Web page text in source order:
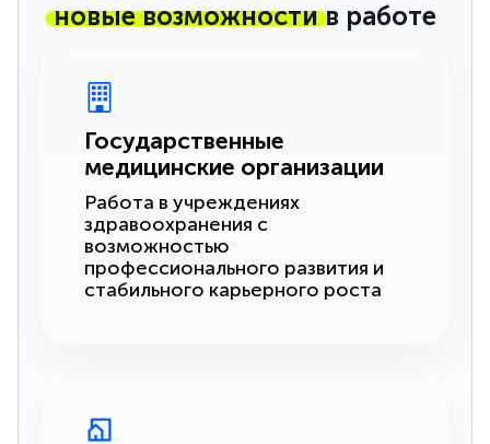
новые возможностив работе
Государственные
медицинские организации
Работа в учреждениях
здравоохранения с
возможностью
профессионального развития и
стабильного карьерного роста